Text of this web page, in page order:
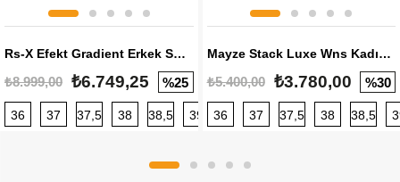
Rs-X Efekt Gradient Erkek Sneaker
₺8.999,00 ₺6.749,25 %25
36 37 37,5 38 38,5 39 40 40,5 41 42 42,5
Mayze Stack Luxe Wns Kadın Sneaker
₺5.400,00 ₺3.780,00 %30
36 37 37,5 38 38,5